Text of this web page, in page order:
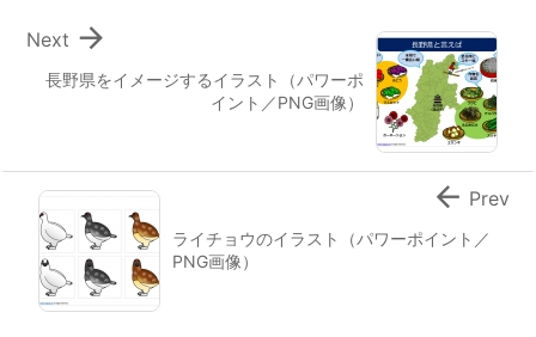
長野県をイメージするイラスト（パワーポ
イント／PNG画像）

Next
ライチョウのイラスト（パワーポイント／
PNG画像）
 Prev